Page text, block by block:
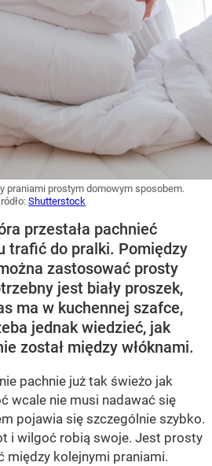
praniami prostym domowym sposobem.
Shutterstock
przestała pachnieć
trafić do pralki. Pomiędzy
zastosować prosty
jest biały proszek,
ma w kuchennej szafce,
jednak wiedzieć, jak
został między włóknami.
pachnie już tak świeżo jak
wcale nie musi nadawać się
pojawia się szczególnie szybko.
i wilgoć robią swoje. Jest prosty
między kolejnymi praniami.